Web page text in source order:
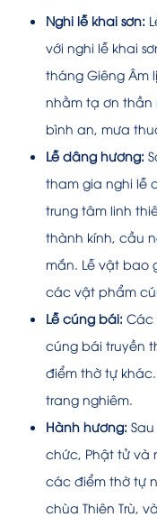
Nghi lễ khai sơn:
với nghi lễ khai
tháng Giêng Âm
nhằm tạ ơn thần
bình an, mưa
Lễ dâng hương:
tham gia nghi lễ
trung tâm linh
thành kính, cầu
mắn. Lễ vật bao
các vật phẩm
Lễ cúng bái: Các
cúng bái truyền
điểm thờ tự
trang nghiêm.
Hành hương:
chức, Phật tử và
các điểm thờ tự
chùa Thiên Trù,